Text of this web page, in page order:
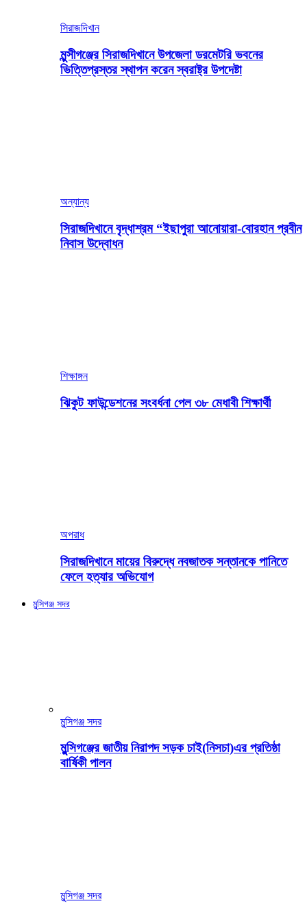
সিরাজদিখান
মুন্সীগঞ্জের সিরাজদিখানে উপজেলা ডরমেটরি ভবনের
ভিত্তিপ্রস্তর স্থাপন করেন স্বরাষ্ট্র উপদেষ্টা
অন্যান্য
সিরাজদিখানে বৃদ্ধাশ্রম “ইছাপুরা আনোয়ারা-বোরহান প্রবীন
নিবাস উদ্বোধন
শিক্ষাঙ্গন
ঝিকুট ফাউন্ডেশনের সংবর্ধনা পেল ৩৮ মেধাবী শিক্ষার্থী
অপরাধ
সিরাজদিখানে মায়ের বিরুদ্ধে নবজাতক সন্তানকে পানিতে
ফেলে হত্যার অভিযোগ
মুন্সিগঞ্জ সদর
মুন্সিগঞ্জ সদর
মুন্সিগঞ্জের জাতীয় নিরাপদ সড়ক চাই(নিসচা)এর প্রতিষ্ঠা
বার্ষিকী পালন
মুন্সিগঞ্জ সদর